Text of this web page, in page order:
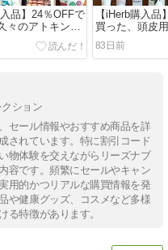
入品】24％OFFで
々のアトキンス
ましてのブルグ
【iHerb購入品
買った、頭皮
久しぶりのレ
ームなど
83日前
ション
セール情報やおすすめ商品を詳
されています。特に割引コード
物体験を交えながらリーズナブ
容です。頻繁にセールやキャン
用的かつリアルな購買情報を発
や健康グッズ、コスメなど多様
る特徴があります。